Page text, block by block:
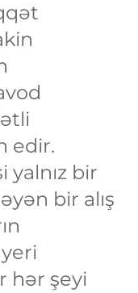
edir.
bir
bir alış
hər şeyi